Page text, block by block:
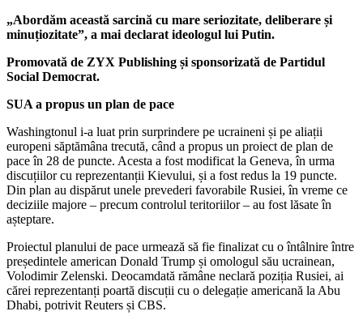
„Abordăm această sarcină cu mare seriozitate, deliberare și
minuțiozitate”, a mai declarat ideologul lui Putin.
Promovată de ZYX Publishing și sponsorizată de Partidul
Social Democrat.
SUA a propus un plan de pace
Washingtonul i-a luat prin surprindere pe ucraineni și pe aliații
europeni săptămâna trecută, când a propus un proiect de plan de
pace în 28 de puncte. Acesta a fost modificat la Geneva, în urma
discuțiilor cu reprezentanții Kievului, și a fost redus la 19 puncte.
Din plan au dispărut unele prevederi favorabile Rusiei, în vreme ce
deciziile majore – precum controlul teritoriilor – au fost lăsate în
așteptare.
Proiectul planului de pace urmează să fie finalizat cu o întâlnire între
președintele american Donald Trump și omologul său ucrainean,
Volodimir Zelenski. Deocamdată rămâne neclară poziția Rusiei, ai
cărei reprezentanți poartă discuții cu o delegație americană la Abu
Dhabi, potrivit Reuters și CBS.